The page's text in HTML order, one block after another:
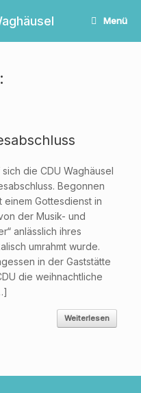
Menü
die CDU Waghäusel
Begonnen
Gottesdienst in
der Musik- und
anlässlich ihres
umrahmt wurde.
in der Gaststätte
die weihnachtliche
Weiterlesen